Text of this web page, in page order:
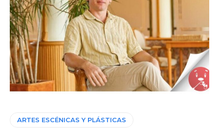
ARTES ESCÉNICAS Y PLÁSTICAS